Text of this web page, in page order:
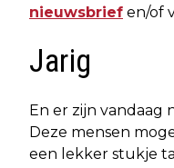
nieuwsbrief en/of
Jarig
En er zijn vandaag
Deze mensen
een lekker stukje